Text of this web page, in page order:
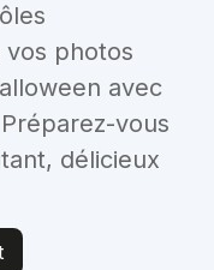
vos photos
avec
vous
délicieux